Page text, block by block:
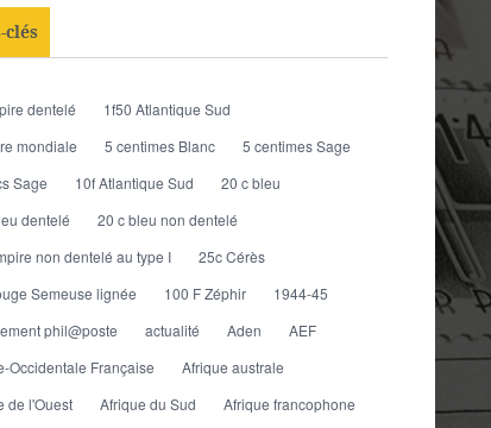
clés
dentelé
1f50 Atlantique Sud
mondiale
5 centimes Blanc
5 centimes Sage
Sage
10f Atlantique Sud
20 c bleu
dentelé
20 c bleu non dentelé
non dentelé au type I
25c Cérès
Semeuse lignée
100 F Zéphir
1944-45
phil@poste
actualité Aden
AEF
Occidentale Française
Afrique australe
de l'Ouest
Afrique du Sud
Afrique francophone